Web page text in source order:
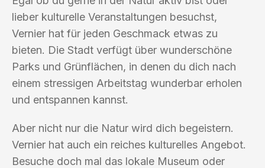
lieber kulturelle Veranstaltungen besuchst,
Vernier hat für jeden Geschmack etwas zu
bieten. Die Stadt verfügt über wunderschöne
Parks und Grünflächen, in denen du dich nach
einem stressigen Arbeitstag wunderbar erholen
und entspannen kannst.
Aber nicht nur die Natur wird dich begeistern.
Vernier hat auch ein reiches kulturelles Angebot.
Besuche doch mal das lokale Museum oder